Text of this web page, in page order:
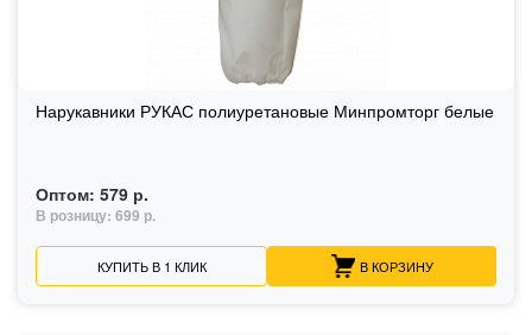
Нарукавники РУКАС полиуретановые Минпромторг белые
Оптом: 579 р.
В розницу: 699 р.
КУПИТЬ В 1 КЛИК В КОРЗИНУ